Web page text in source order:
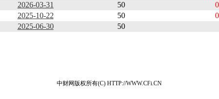
2026-03-31
50
2025-10-22
50
2025-06-30
50
中财网版权所有(C) HTTP://WWW.CFi.CN